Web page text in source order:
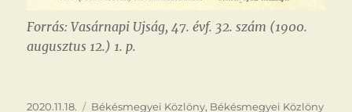
Forrás: Vasárnapi Ujság, 47. évf. 32. szám (1900.
augusztus 12.) 1. p.
Közzétéve
2020.11.18. Kategória
Békésmegyei Közlöny, Békésmegyei Közlöny